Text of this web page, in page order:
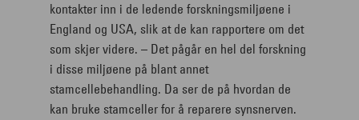
kontakter inn i de ledende forskningsmiljøene i
England og USA, slik at de kan rapportere om det
som skjer videre. – Det pågår en hel del forskning
i disse miljøene på blant annet
stamcellebehandling. Da ser de på hvordan de
kan bruke stamceller for å reparere synsnerven.